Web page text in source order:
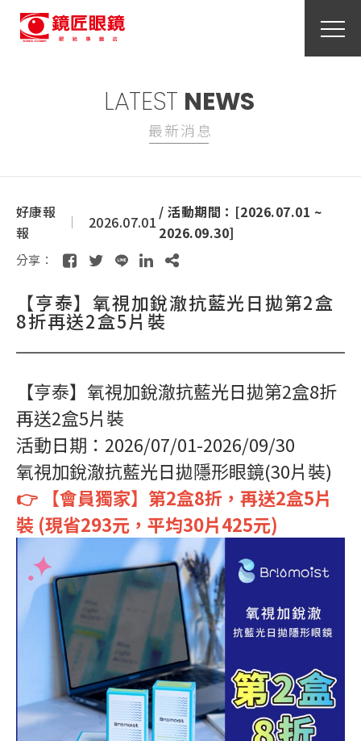
LATEST NEWS
最新消息
好康報
報
2026.07.01
/ 活動期間：[2026.07.01 ~
2026.09.30]
分享：
【亨泰】氧視加銳澈抗藍光日拋第2盒
8折再送2盒5片裝
【亨泰】氧視加銳澈抗藍光日拋第2盒8折
再送2盒5片裝
活動日期：2026/07/01-2026/09/30
氧視加銳澈抗藍光日拋隱形眼鏡(30片裝)
👉 【會員獨家】第2盒8折，再送2盒5片
裝 (現省293元，平均30片425元)